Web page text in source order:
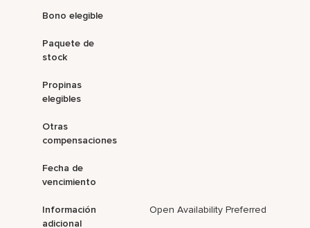
Bono elegible
Paquete de
stock
Propinas
elegibles
Otras
compensaciones
Fecha de
vencimiento
Información
adicional
Open Availability Preferred